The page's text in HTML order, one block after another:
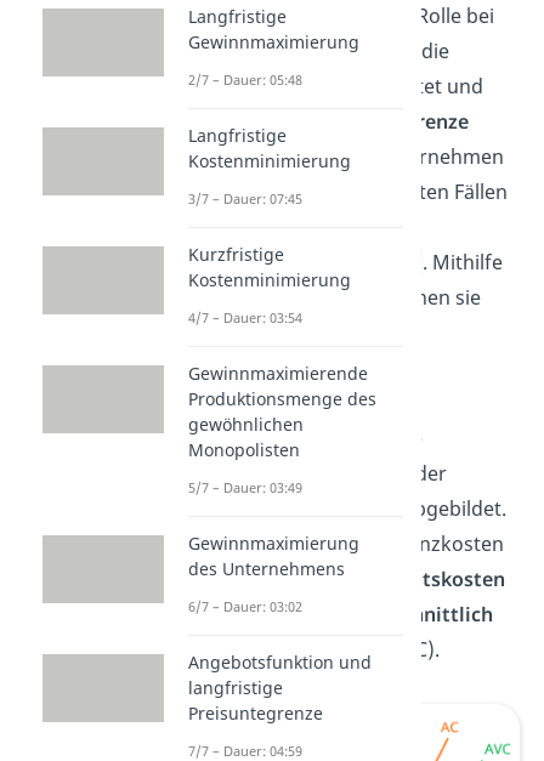
spielen eine wichtige Rolle bei
der Entscheidung, ob die
Produktion ausgeweitet und
Kapazitätsgrenze
produziert wird. Unternehmen
verfolgen in den meisten Fällen
Gewinnmaximierung
. Mithilfe
der Grenzkosten können sie
ihre optimale
Produktionsmenge
herausfinden.
Im Folgenden sind die
verschiedenen Arten der
anfallenden Kosten abgebildet.
Zu sehen sind die Grenzkosten
(MC), dieDurchschnittskosten
(AC) und die
durchschnittlich
variablen Kosten
(AVC).
Langfristige
Gewinnmaximierung
2/7 – Dauer: 05:48
Langfristige
Kostenminimierung
3/7 – Dauer: 07:45
Kurzfristige
Kostenminimierung
4/7 – Dauer: 03:54
Gewinnmaximierende
Produktionsmenge des
gewöhnlichen
Monopolisten
5/7 – Dauer: 03:49
Gewinnmaximierung
des Unternehmens
6/7 – Dauer: 03:02
Angebotsfunktion und
langfristige
Preisuntegrenze
7/7 – Dauer: 04:59